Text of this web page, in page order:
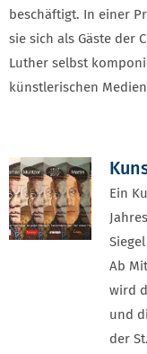
beschäftigt. In einer
sie sich als Gäste der
Luther selbst
künstlerischen
Ein
Siegel
Ab
wird
und
der